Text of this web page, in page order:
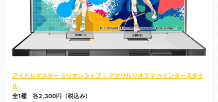
アイドルマスター ミリオンライブ！ アクリルジオラマ ペインタースタイ
ル
全1種 各2,300円（税込み）